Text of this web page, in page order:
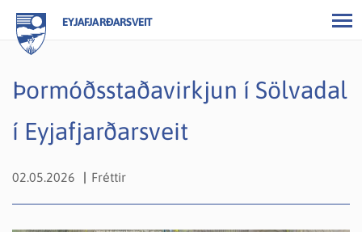
EYJAFJARÐARSVEIT
Þormóðsstaðavirkjun í Sölvadal
í Eyjafjarðarsveit
02.05.2026 Fréttir